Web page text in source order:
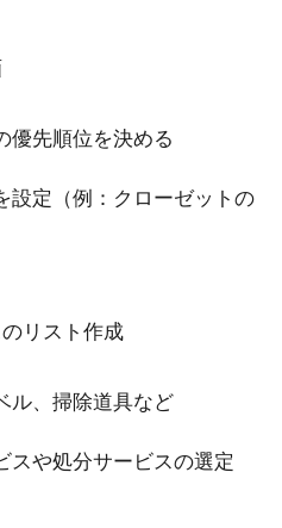
エリアごとの詳細計画
優先順位を決める
設定（例：クローゼットの
必要な道具やサービスのリスト作成
ル、掃除道具など
スや処分サービスの選定